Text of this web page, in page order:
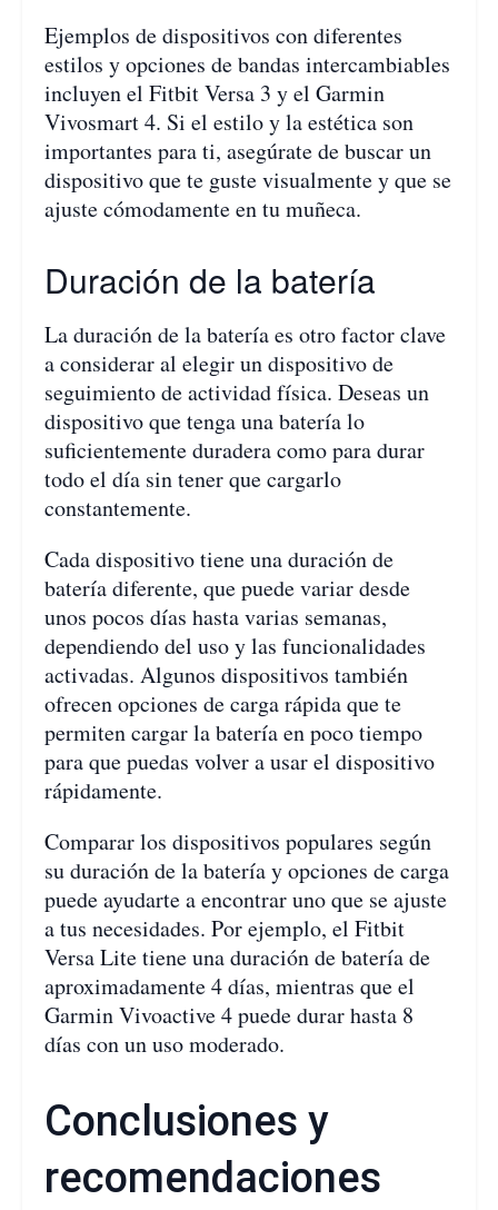
Ejemplos de dispositivos con diferentes
estilos y opciones de bandas intercambiables
incluyen el Fitbit Versa 3 y el Garmin
Vivosmart 4. Si el estilo y la estética son
importantes para ti, asegúrate de buscar un
dispositivo que te guste visualmente y que se
ajuste cómodamente en tu muñeca.
Duración de la batería
La duración de la batería es otro factor clave
a considerar al elegir un dispositivo de
seguimiento de actividad física. Deseas un
dispositivo que tenga una batería lo
suficientemente duradera como para durar
todo el día sin tener que cargarlo
constantemente.
Cada dispositivo tiene una duración de
batería diferente, que puede variar desde
unos pocos días hasta varias semanas,
dependiendo del uso y las funcionalidades
activadas. Algunos dispositivos también
ofrecen opciones de carga rápida que te
permiten cargar la batería en poco tiempo
para que puedas volver a usar el dispositivo
rápidamente.
Comparar los dispositivos populares según
su duración de la batería y opciones de carga
puede ayudarte a encontrar uno que se ajuste
a tus necesidades. Por ejemplo, el Fitbit
Versa Lite tiene una duración de batería de
aproximadamente 4 días, mientras que el
Garmin Vivoactive 4 puede durar hasta 8
días con un uso moderado.
Conclusiones y
recomendaciones